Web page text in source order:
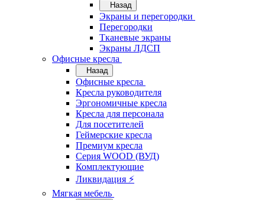
Назад
Экраны и перегородки
Перегородки
Тканевые экраны
Экраны ЛДСП
Офисные кресла
Назад
Офисные кресла
Кресла руководителя
Эргономичные кресла
Кресла для персонала
Для посетителей
Геймерские кресла
Премиум кресла
Серия WOOD (ВУД)
Комплектующие
Ликвидация ⚡
Мягкая мебель